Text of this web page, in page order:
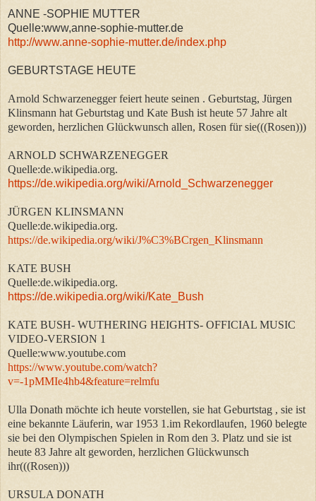
ANNE -SOPHIE MUTTER
Quelle:www,anne-sophie-mutter.de
http://www.anne-sophie-mutter.de/index.php
GEBURTSTAGE HEUTE
Arnold Schwarzenegger feiert heute seinen . Geburtstag, Jürgen
Klinsmann hat Geburtstag und Kate Bush ist heute 57 Jahre alt
geworden, herzlichen Glückwunsch allen, Rosen für sie(((Rosen)))
ARNOLD SCHWARZENEGGER
Quelle:de.wikipedia.org.
https://de.wikipedia.org/wiki/Arnold_Schwarzenegger
JÜRGEN KLINSMANN
Quelle:de.wikipedia.org.
https://de.wikipedia.org/wiki/J%C3%BCrgen_Klinsmann
KATE BUSH
Quelle:de.wikipedia.org.
https://de.wikipedia.org/wiki/Kate_Bush
KATE BUSH- WUTHERING HEIGHTS- OFFICIAL MUSIC
VIDEO-VERSION 1
Quelle:www.youtube.com
https://www.youtube.com/watch?
v=-1pMMIe4hb4&feature=relmfu
Ulla Donath möchte ich heute vorstellen, sie hat Geburtstag , sie ist
eine bekannte Läuferin, war 1953 1.im Rekordlaufen, 1960 belegte
sie bei den Olympischen Spielen in Rom den 3. Platz und sie ist
heute 83 Jahre alt geworden, herzlichen Glückwunsch
ihr(((Rosen)))
URSULA DONATH